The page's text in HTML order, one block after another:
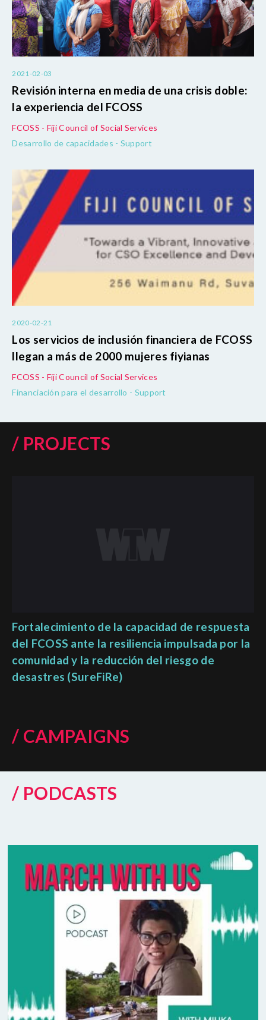
2021-02-03
Revisión interna en media de una crisis doble:
la experiencia del FCOSS
FCOSS - Fiji Council of Social Services
Desarrollo de capacidades - Support
2020-02-21
Los servicios de inclusión financiera de FCOSS
llegan a más de 2000 mujeres fiyianas
FCOSS - Fiji Council of Social Services
Financiación para el desarrollo - Support
/ PROJECTS
Fortalecimiento de la capacidad de respuesta
del FCOSS ante la resiliencia impulsada por la
comunidad y la reducción del riesgo de
desastres (SureFiRe)
/ CAMPAIGNS
/ PODCASTS